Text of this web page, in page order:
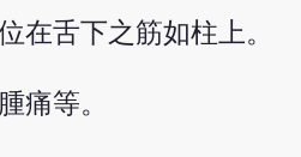
在舌下之筋如柱上。
痛等。